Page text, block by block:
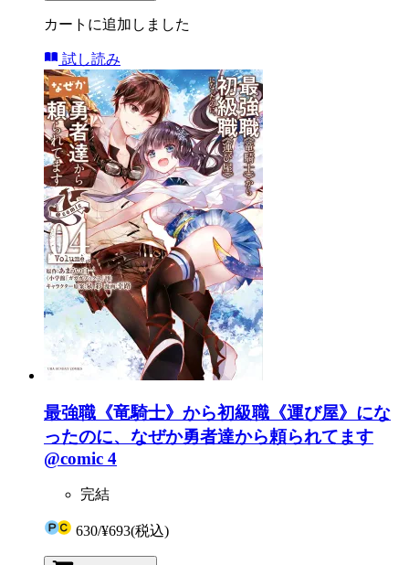
カートに追加しました
試し読み
最強職《竜騎士》から初級職《運び屋》にな
ったのに、なぜか勇者達から頼られてます
@comic 4
完結
630/¥693(税込)